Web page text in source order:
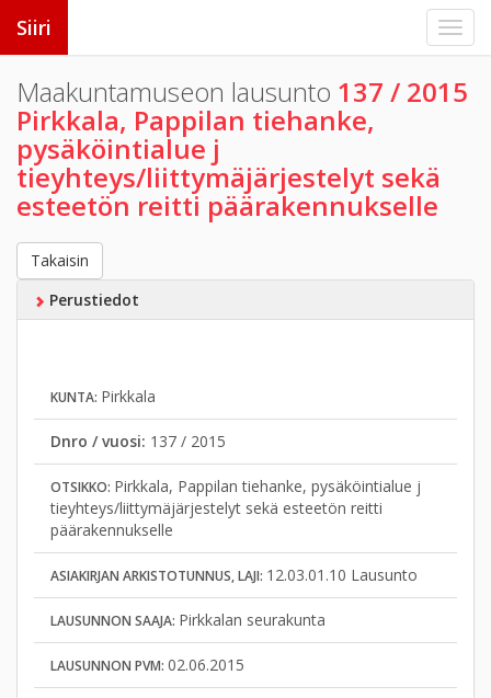
Siiri
Maakuntamuseon lausunto 137 / 2015
Pirkkala, Pappilan tiehanke,
pysäköintialue j
tieyhteys/liittymäjärjestelyt sekä
esteetön reitti päärakennukselle
Takaisin
Perustiedot
KUNTA: Pirkkala
Dnro / vuosi: 137 / 2015
OTSIKKO: Pirkkala, Pappilan tiehanke, pysäköintialue j
tieyhteys/liittymäjärjestelyt sekä esteetön reitti
päärakennukselle
ASIAKIRJAN ARKISTOTUNNUS, LAJI: 12.03.01.10 Lausunto
LAUSUNNON SAAJA: Pirkkalan seurakunta
LAUSUNNON PVM: 02.06.2015